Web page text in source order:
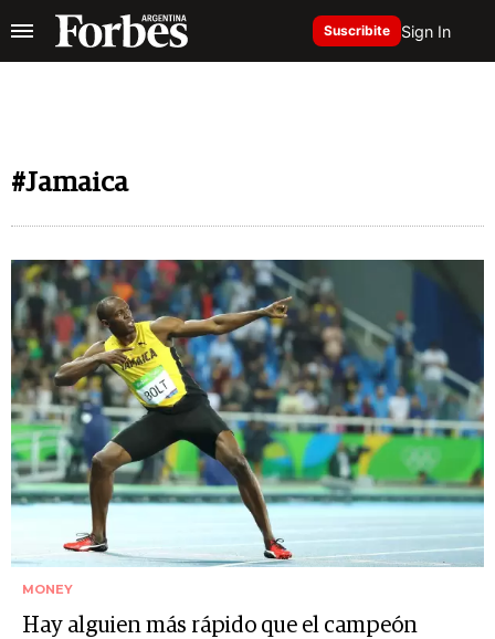
Suscribite Sign In
#Jamaica
MONEY
Hay alguien más rápido que el campeón